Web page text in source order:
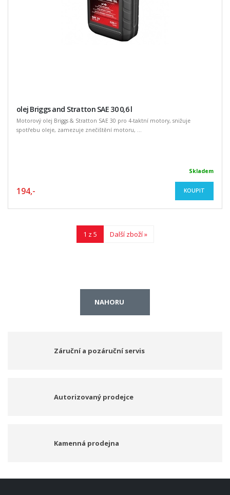
olej Briggs and Stratton SAE 30 0,6 l
Motorový olej Briggs & Stratton SAE 30 pro 4-taktní motory, snižuje
spotřebu oleje, zamezuje znečištění motoru, ...
Skladem
194,- KOUPIT
1 z 5 Další zboží »
NAHORU
Záruční a pozáruční servis
Autorizovaný prodejce
Kamenná prodejna